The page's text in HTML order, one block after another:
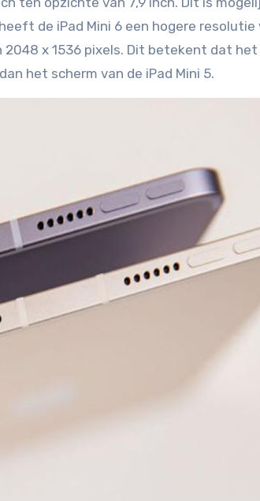
de iPad Mini 6 een hogere resolutie
x 1536 pixels. Dit betekent dat het
het scherm van de iPad Mini 5.